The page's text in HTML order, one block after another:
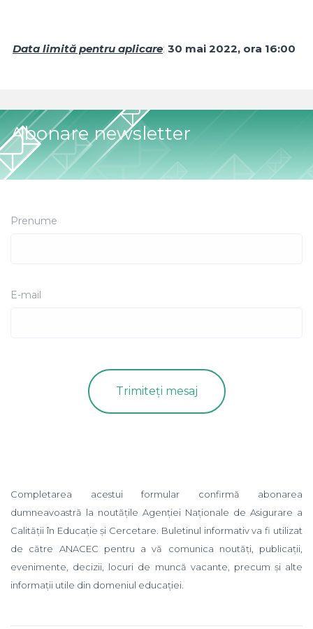
Data limită pentru aplicare: 30 mai 2022, ora 16:00
Abonare newsletter
Prenume
E-mail
Completarea acestui formular confirmă abonarea
dumneavoastră la noutățile Agenției Naționale de Asigurare a
Calității în Educație și Cercetare. Buletinul informativ va fi utilizat
de către ANACEC pentru a vă comunica noutăți, publicații,
evenimente, decizii, locuri de muncă vacante, precum și alte
informații utile din domeniul educației.